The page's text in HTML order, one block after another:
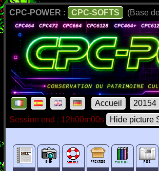
CPC-POWER : CPC-SOFTS (Base
Accueil 20154
Session end : 12h00m00s
Hide picture